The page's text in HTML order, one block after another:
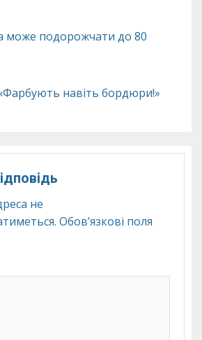
може подорожчати до 80
навіть бордюри!»
не
Обов’язкові поля